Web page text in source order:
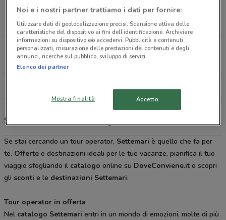
Via R. Farmetti, 23 Frascati
375 m
VIA SAN FILIPPO NERI 16 Frascati
411 m
Settemari, offerte e negozi
Se stai cercando un tour operator, Settemari è quello che fa per
te. Offerte e destinazioni ideali per le tue vacanze, pianifica il tuo
viaggio sfogliando il catalogo online su DoveConviene.it e scopri
gli sconti e le destinazioni Settemari.
Tour operator in offerta
Nel catalogo Settemari entri in un mondo di emozioni, molte di più
Noi e i nostri partner trattiamo i dati per fornire:
Utilizzare dati di geolocalizzazione precisi. Scansione attiva delle
caratteristiche del dispositivo ai fini dell’identificazione. Archiviare
informazioni su dispositivo e/o accedervi. Pubblicità e contenuti
personalizzati, misurazione delle prestazioni dei contenuti e degli
annunci, ricerche sul pubblico, sviluppo di servizi.
Elenco dei partner
Mostra finalità Accetto